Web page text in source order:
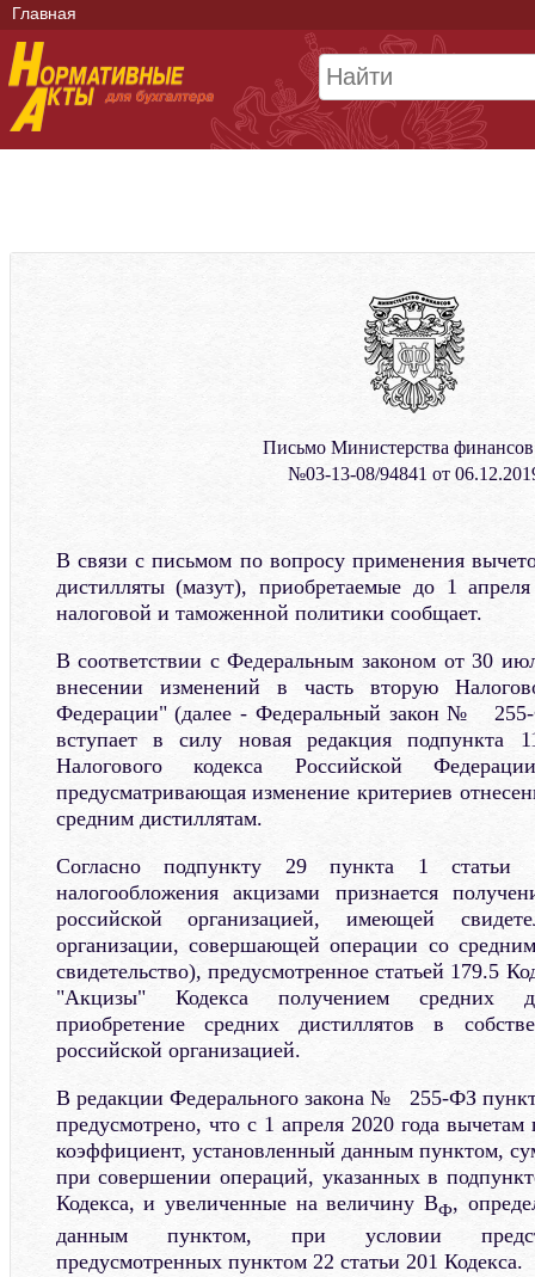
Главная
Письмо Министерства
№03-13-08/94841 от
В связи с письмом по вопросу применения
дистилляты (мазут), приобретаемые до 1
налоговой и таможенной политики сообщает.
В соответствии с Федеральным законом от 30
внесении изменений в часть вторую
Федерации" (далее - Федеральный закон № 255-
вступает в силу новая редакция подпункта
Налогового кодекса Российской
предусматривающая изменение критериев
средним дистиллятам.
Согласно подпункту 29 пункта 1 статьи
налогообложения акцизами признается
российской организацией, имеющей
организации, совершающей операции со
свидетельство), предусмотренное статьей 179.5
"Акцизы" Кодекса получением средних
приобретение средних дистиллятов в
российской организацией.
В редакции Федерального закона № 255-ФЗ
предусмотрено, что с 1 апреля 2020 года
коэффициент, установленный данным пунктом,
при совершении операций, указанных в
Кодекса, и увеличенные на величину ВФ,
данным пунктом, при условии
предусмотренных пунктом 22 статьи 201 Кодекса.